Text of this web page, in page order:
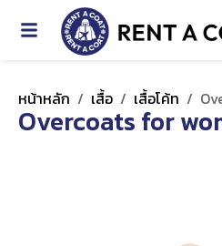
หน้าหลัก / เสื้อ / เสื้อโค้ท /
Overcoats for